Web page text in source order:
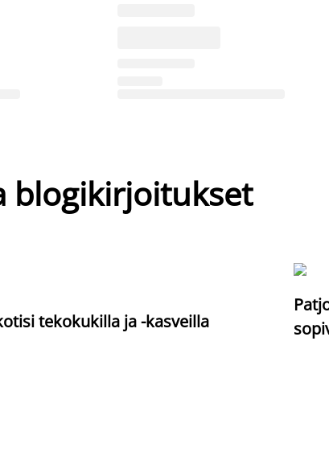
blogikirjoitukset
tekokukilla ja -kasveilla